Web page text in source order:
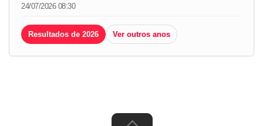
24/07/2026 08:30
Resultados de 2026 Ver outros anos